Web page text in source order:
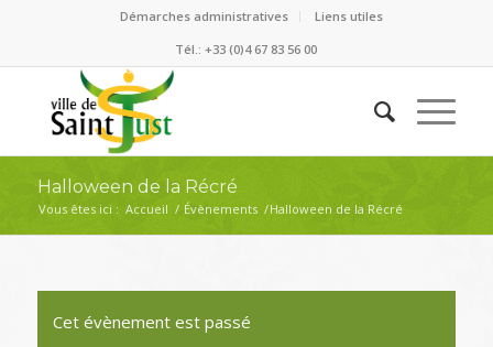
Démarches administratives
Liens utiles
Tél.: +33 (0)4 67 83 56 00
Halloween de la Récré
Vous êtes ici : Accueil / Évènements /Halloween de la Récré
Cet évènement est passé